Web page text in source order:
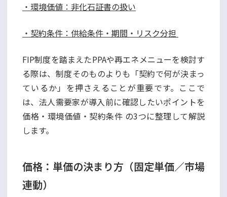
・環境価値：非化石証書の扱い
・契約条件：供給条件・期間・リスク分担
FIP制度を踏まえたPPAや再エネメニューを検討す
る際は、制度そのものよりも「契約で何が決まっ
ているか」を押さえることが重要です。ここで
は、法人需要家が導入前に確認したいポイントを
価格・環境価値・契約条件 の3つに整理して解説
します。
価格：単価の決まり方（固定単価／市場
連動）